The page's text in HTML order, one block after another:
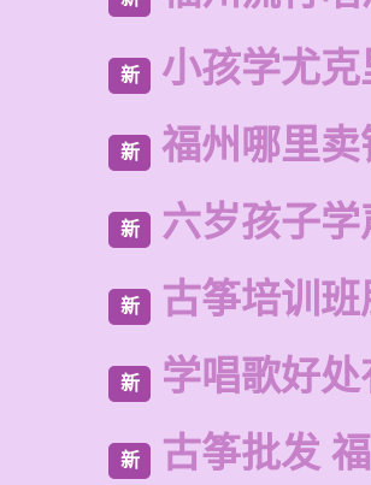
新 小孩学尤
新 福州哪里
新 六岁孩子学
新 古筝培训
新 学唱歌好
新 古筝批发